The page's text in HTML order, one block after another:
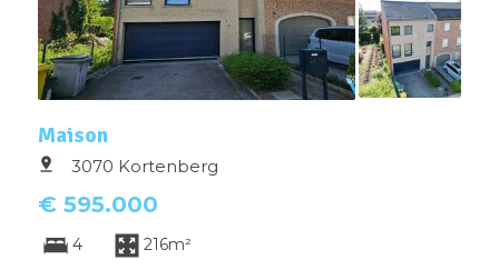
Maison
3070 Kortenberg
€ 595.000
4 216m²